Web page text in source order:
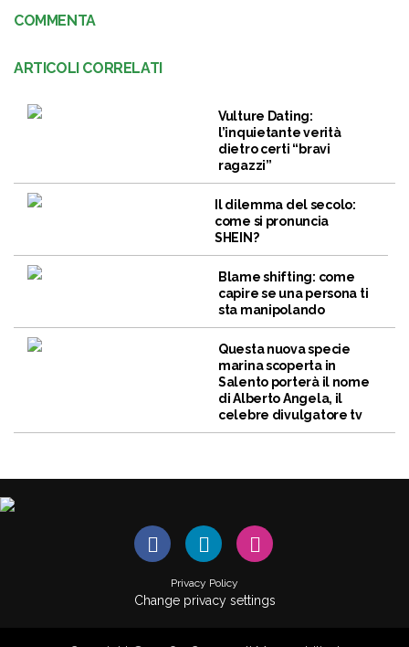
COMMENTA
ARTICOLI CORRELATI
Vulture Dating:
l’inquietante verità
dietro certi “bravi
ragazzi”
Il dilemma del secolo:
come si pronuncia
SHEIN?
Blame shifting: come
capire se una persona ti
sta manipolando
Questa nuova specie
marina scoperta in
Salento porterà il nome
di Alberto Angela, il
celebre divulgatore tv
Privacy Policy
Change privacy settings